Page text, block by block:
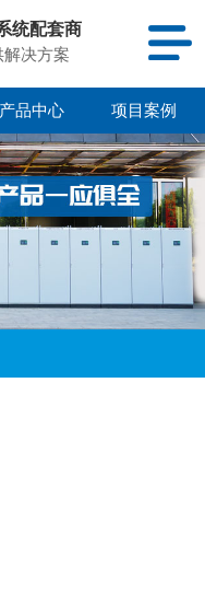
统配套商
解决方案
产品中心 项目案例